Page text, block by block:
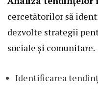
cercetătorilor să
dezvolte strategii
sociale și comunitare.
Identificarea